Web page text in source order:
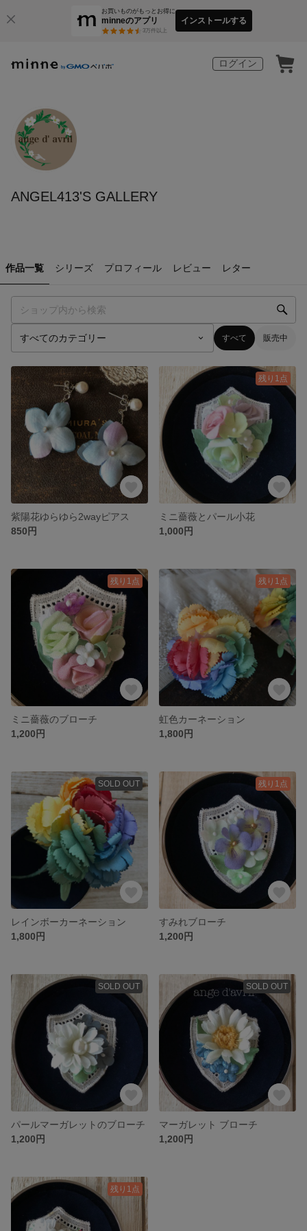
お買いものがもっとお得に
minneのアプリ
3万件以上
インストールする
ログイン
ANGEL413'S GALLERY
作品一覧 シリーズ プロフィール レビュー レター
すべて 販売中
紫陽花ゆらゆら2wayピアス
850円
残り1点
ミニ薔薇とパール小花
1,000円
残り1点
ミニ薔薇のブローチ
1,200円
残り1点
虹色カーネーション
1,800円
SOLD OUT
レインボーカーネーション
1,800円
残り1点
すみれブローチ
1,200円
SOLD OUT
パールマーガレットのブローチ
1,200円
SOLD OUT
マーガレット ブローチ
1,200円
残り1点